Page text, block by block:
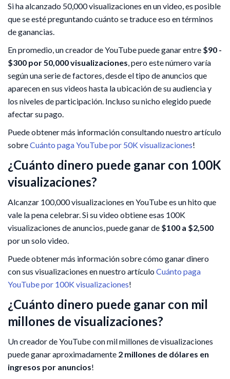
Si ha alcanzado 50,000 visualizaciones en un video, es posible
que se esté preguntando cuánto se traduce eso en términos
de ganancias.
En promedio, un creador de YouTube puede ganar entre $90 -
$300 por 50,000 visualizaciones, pero este número varía
según una serie de factores, desde el tipo de anuncios que
aparecen en sus videos hasta la ubicación de su audiencia y
los niveles de participación. Incluso su nicho elegido puede
afectar su pago.
Puede obtener más información consultando nuestro artículo
sobreCuánto paga YouTube por 50K visualizaciones!
¿Cuánto dinero puede ganar con 100K
visualizaciones?
Alcanzar 100,000 visualizaciones en YouTube es un hito que
vale la pena celebrar. Si su video obtiene esas 100K
visualizaciones de anuncios, puede ganar de $100 a $2,500
por un solo video.
Puede obtener más información sobre cómo ganar dinero
con sus visualizaciones en nuestro artículoCuánto paga
YouTube por 100K visualizaciones!
¿Cuánto dinero puede ganar con mil
millones de visualizaciones?
Un creador de YouTube con mil millones de visualizaciones
puede ganar aproximadamente 2 millones de dólares en
ingresos por anuncios!